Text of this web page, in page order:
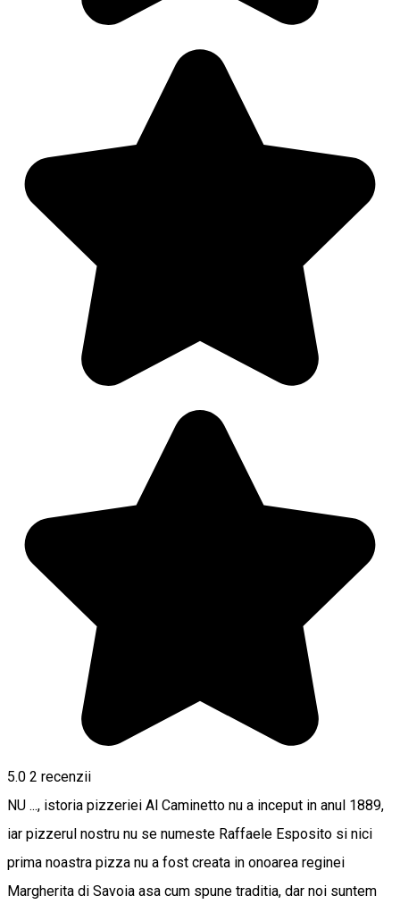
5.0 2 recenzii
NU ..., istoria pizzeriei Al Caminetto nu a inceput in anul 1889,
iar pizzerul nostru nu se numeste Raffaele Esposito si nici
prima noastra pizza nu a fost creata in onoarea reginei
Margherita di Savoia asa cum spune traditia, dar noi suntem